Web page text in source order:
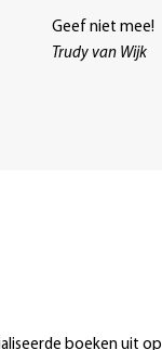
Geef niet mee!
Trudy van Wijk
boeken uit op